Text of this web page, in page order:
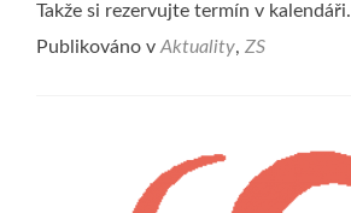
Takže si rezervujte termín v kalendáři.
Publikováno v Aktuality, ZS